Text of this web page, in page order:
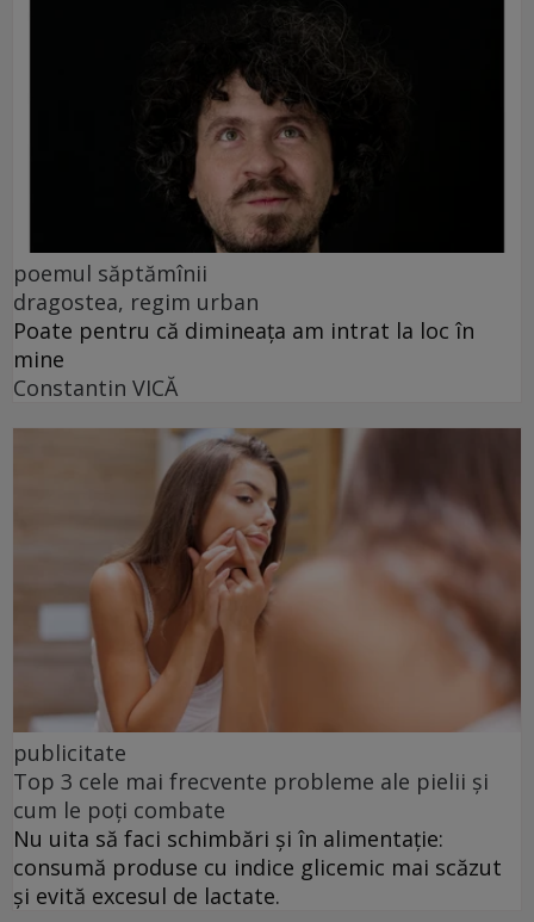
poemul săptămînii
dragostea, regim urban
Poate pentru că dimineața am intrat la loc în
mine
Constantin VICĂ
publicitate
Top 3 cele mai frecvente probleme ale pielii și
cum le poți combate
Nu uita să faci schimbări și în alimentație:
consumă produse cu indice glicemic mai scăzut
și evită excesul de lactate.